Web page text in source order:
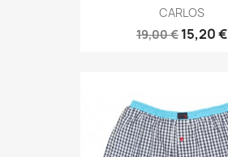
CARLOS
19,00 € 15,20 €